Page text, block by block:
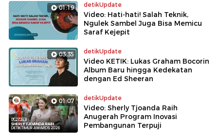
01:19 detikUpdate
Video: Hati-hati! Salah Teknik,
Ngulek Sambel Juga Bisa Memicu
Saraf Kejepit
03:35 detikUpdate
Video KETIK: Lukas Graham Bocorin
Album Baru hingga Kedekatan
dengan Ed Sheeran
01:07 detikUpdate
Video: Sherly Tjoanda Raih
Anugerah Program Inovasi
Pembangunan Terpuji